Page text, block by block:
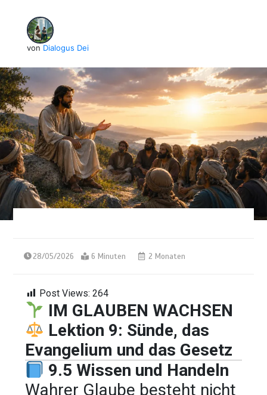
von Dialogus Dei
28/05/2026 6 Minuten 2 Monaten
Post Views: 264
IM GLAUBEN WACHSEN
Lektion 9: Sünde, das
Evangelium und das Gesetz
9.5 Wissen und Handeln
Wahrer Glaube besteht nicht